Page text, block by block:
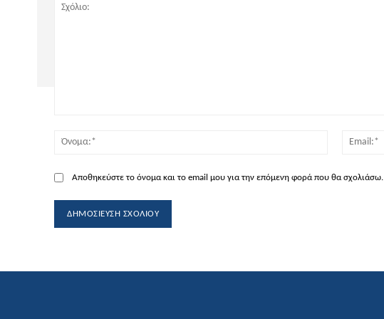
Όνομα:*
Αποθηκεύστε το όνομα και το email μου για την επόμενη φορά που θα σχολιάσω.